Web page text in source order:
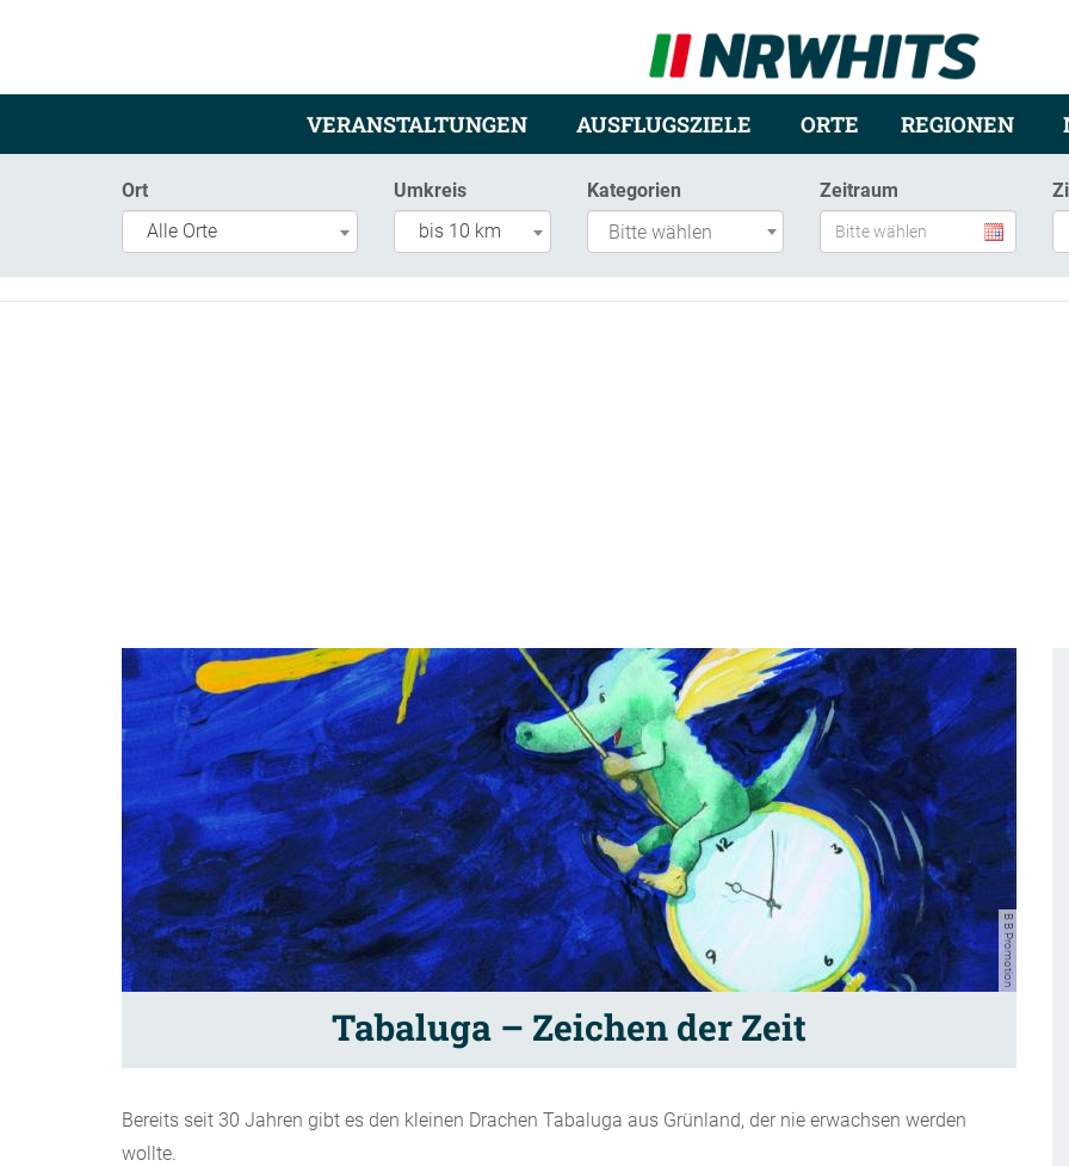
VERANSTALTUNGEN AUSFLUGSZIELE ORTE REGIONEN
Ort
Alle Orte
Umkreis
bis 10 km
Kategorien Zeitraum
B B Promotion
Tabaluga – Zeichen der Zeit
Bereits seit 30 Jahren gibt es den kleinen Drachen Tabaluga aus Grünland, der nie erwachsen werden
wollte.